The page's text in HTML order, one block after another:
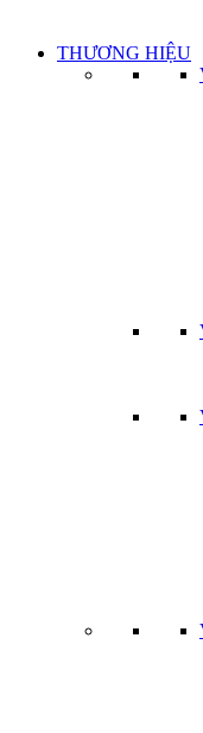
THƯƠNG HIỆU